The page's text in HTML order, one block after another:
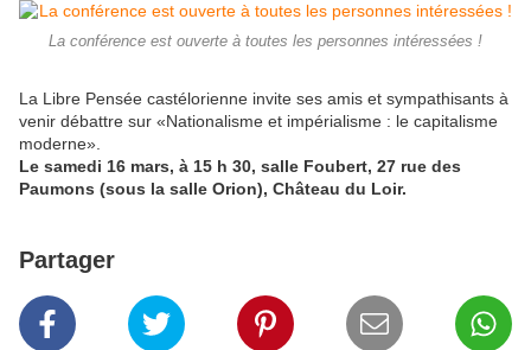
La conférence est ouverte à toutes les personnes intéressées !
La Libre Pensée castélorienne invite ses amis et sympathisants à
venir débattre sur «Nationalisme et impérialisme : le capitalisme
moderne».
Le samedi 16 mars, à 15 h 30, salle Foubert, 27 rue des
Paumons (sous la salle Orion), Château du Loir.
Partager